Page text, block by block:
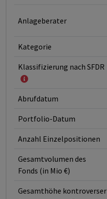
Anlageberater
Kategorie
Klassifizierung nach SFDR
Abrufdatum
Portfolio-Datum
Anzahl Einzelpositionen
Gesamtvolumen des
Fonds (in Mio €)
Gesamthöhe kontroverser